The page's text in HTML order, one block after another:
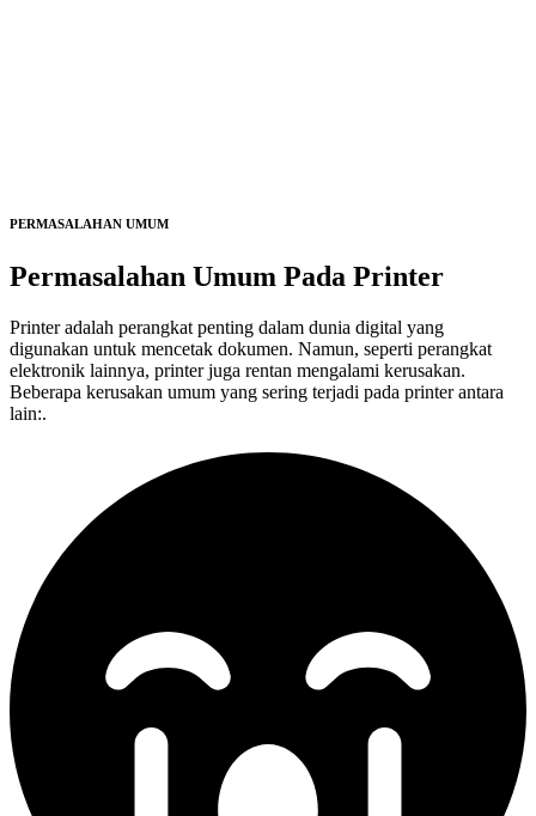
PERMASALAHAN UMUM
Permasalahan Umum Pada Printer
Printer adalah perangkat penting dalam dunia digital yang
digunakan untuk mencetak dokumen. Namun, seperti perangkat
elektronik lainnya, printer juga rentan mengalami kerusakan.
Beberapa kerusakan umum yang sering terjadi pada printer antara
lain:.